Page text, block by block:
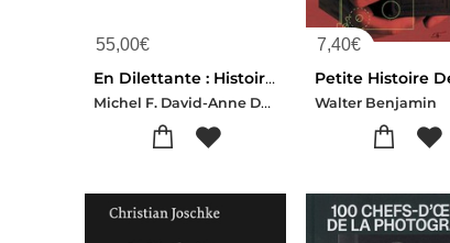
55,00€
En Dilettante : Histoire Et Petites Histoires De La Photographie Amateur
Michel F. David-Anne Delrez-Adeline Rossion
7,40€
Walter Benjamin